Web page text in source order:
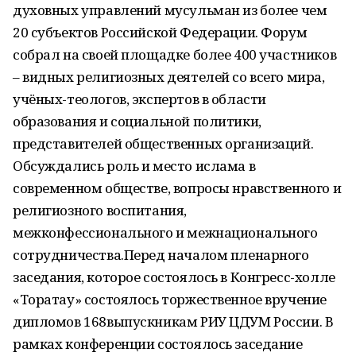
духовных управлений мусульман из более чем
20 субъектов Российской Федерации. Форум
собрал на своей площадке более 400 участников
– видных религиозных деятелей со всего мира,
учёных-теологов, экспертов в области
образования и социальной политики,
представителей общественных организаций.
Обсуждались роль и место ислама в
современном обществе, вопросы нравственного и
религиозного воспитания,
межконфессионального и межнационального
сотрудничества.Перед началом пленарного
заседания, которое состоялось в Конгресс-холле
«Торатау» состоялось торжественное вручение
дипломов 168выпускникам РИУ ЦДУМ России. В
рамках конференции состоялось заседание